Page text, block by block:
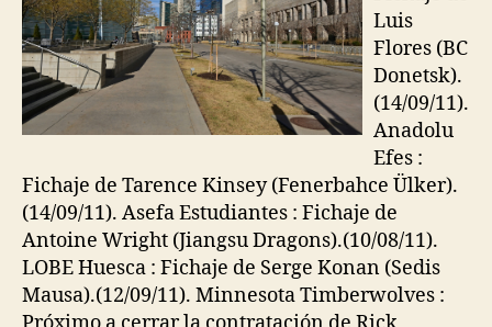
Luis
Flores (BC
Donetsk).
(14/09/11).
Anadolu
Efes :
Fichaje de Tarence Kinsey (Fenerbahce Ülker).
(14/09/11). Asefa Estudiantes : Fichaje de
Antoine Wright (Jiangsu Dragons).(10/08/11).
LOBE Huesca : Fichaje de Serge Konan (Sedis
Mausa).(12/09/11). Minnesota Timberwolves :